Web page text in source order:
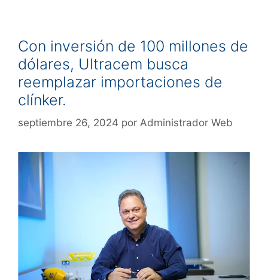
Con inversión de 100 millones de
dólares, Ultracem busca
reemplazar importaciones de
clínker.
septiembre 26, 2024 por Administrador Web